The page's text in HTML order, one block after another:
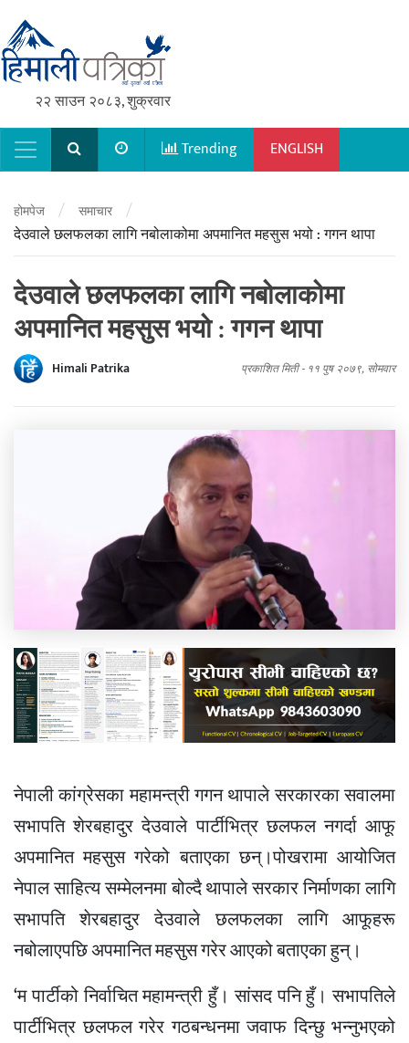
२२ साउन २०८३, शुक्रवार
Main NavigationTrending ENGLISH
होमपेज / समाचार /
देउवाले छलफलका लागि नबोलाकोमा अपमानित महसुस भयो : गगन थापा
देउवाले छलफलका लागि नबोलाकोमा
अपमानित महसुस भयो : गगन थापा
Himali Patrika प्रकाशित मिती - ११ पुष २०७९, सोमवार
नेपाली कांग्रेसका महामन्त्री गगन थापाले सरकारका सवालमा
सभापति शेरबहादुर देउवाले पार्टीभित्र छलफल नगर्दा आफू
अपमानित महसुस गरेको बताएका छन्।पोखरामा आयोजित
नेपाल साहित्य सम्मेलनमा बोल्दै थापाले सरकार निर्माणका लागि
सभापति शेरबहादुर देउवाले छलफलका लागि आफूहरू
नबोलाएपछि अपमानित महसुस गरेर आएको बताएका हुन्।
‘म पार्टीको निर्वाचित महामन्त्री हुँ। सांसद पनि हुँ। सभापतिले
पार्टीभित्र छलफल गरेर गठबन्धनमा जवाफ दिन्छु भन्नुभएको